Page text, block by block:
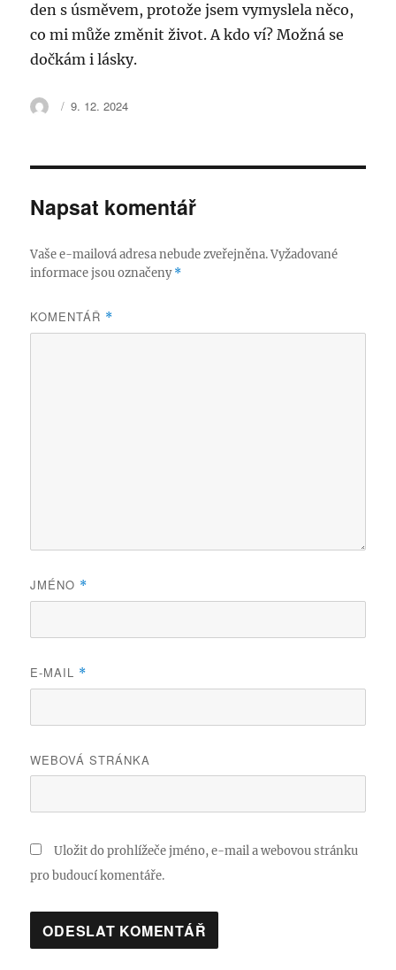
den s úsměvem, protože jsem vymyslela něco,
co mi může změnit život. A kdo ví? Možná se
dočkám i lásky.
Autor:
Publikováno:
9. 12. 2024
Napsat komentář
Vaše e-mailová adresa nebude zveřejněna. Vyžadované
informace jsou označeny*
KOMENTÁŘ *
JMÉNO *
E-MAIL *
WEBOVÁ STRÁNKA
Uložit do prohlížeče jméno, e-mail a webovou stránku
pro budoucí komentáře.